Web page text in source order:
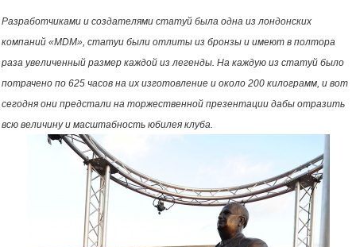
Разработчиками и создателями статуй была одна из лондонских
компаний «MDM», статуи были отлиты из бронзы и имеют в полтора
раза увеличенный размер каждой из легенды. На каждую из статуй было
потрачено по 625 часов на их изготовление и около 200 килограмм, и вот
сегодня они предстали на торжественной презентации дабы отразить
всю величину и масштабность юбилея клуба.